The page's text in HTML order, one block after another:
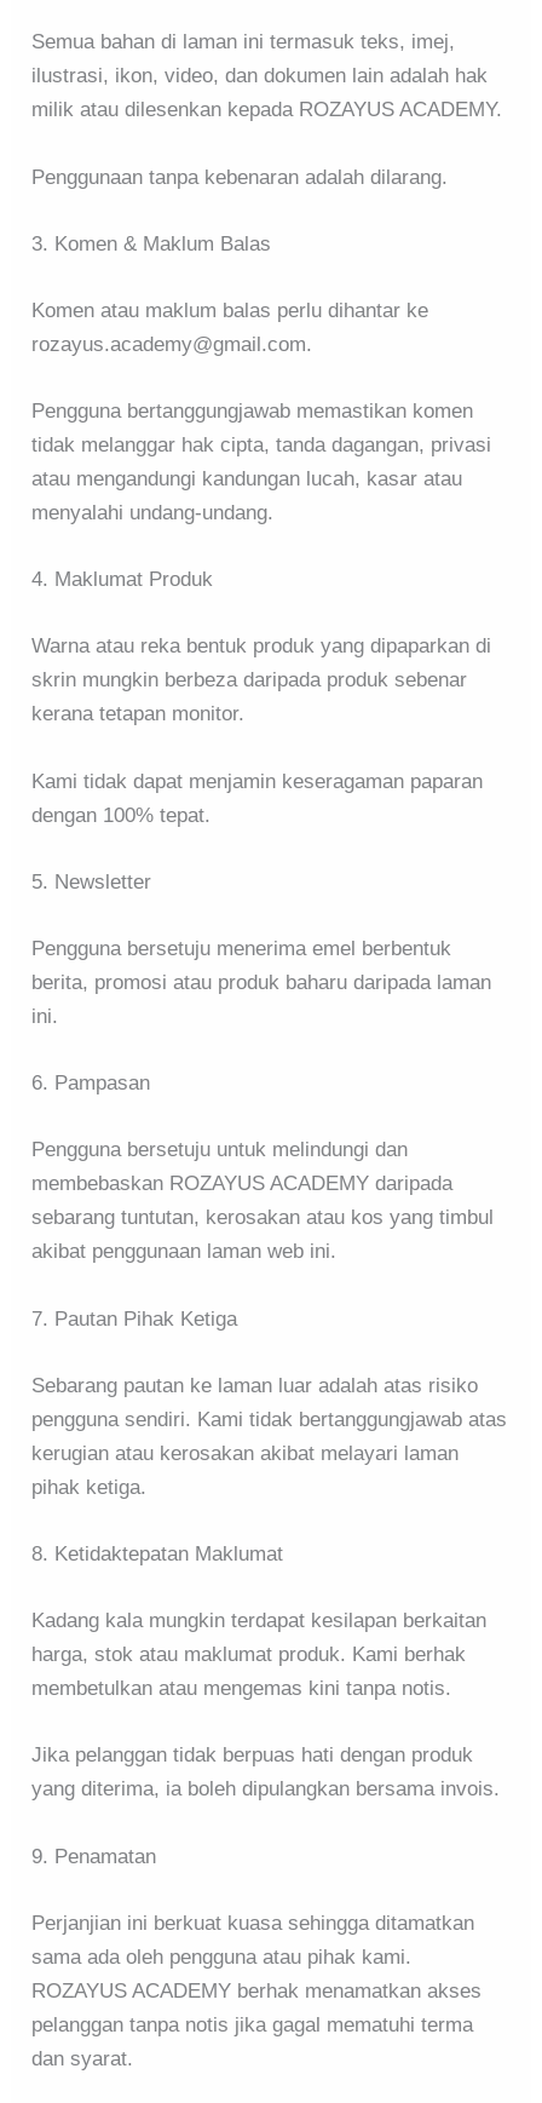
Semua bahan di laman ini termasuk teks, imej,
ilustrasi, ikon, video, dan dokumen lain adalah hak
milik atau dilesenkan kepada ROZAYUS ACADEMY.
Penggunaan tanpa kebenaran adalah dilarang.
3. Komen & Maklum Balas
Komen atau maklum balas perlu dihantar ke
rozayus.academy@gmail.com.
Pengguna bertanggungjawab memastikan komen
tidak melanggar hak cipta, tanda dagangan, privasi
atau mengandungi kandungan lucah, kasar atau
menyalahi undang-undang.
4. Maklumat Produk
Warna atau reka bentuk produk yang dipaparkan di
skrin mungkin berbeza daripada produk sebenar
kerana tetapan monitor.
Kami tidak dapat menjamin keseragaman paparan
dengan 100% tepat.
5. Newsletter
Pengguna bersetuju menerima emel berbentuk
berita, promosi atau produk baharu daripada laman
ini.
6. Pampasan
Pengguna bersetuju untuk melindungi dan
membebaskan ROZAYUS ACADEMY daripada
sebarang tuntutan, kerosakan atau kos yang timbul
akibat penggunaan laman web ini.
7. Pautan Pihak Ketiga
Sebarang pautan ke laman luar adalah atas risiko
pengguna sendiri. Kami tidak bertanggungjawab atas
kerugian atau kerosakan akibat melayari laman
pihak ketiga.
8. Ketidaktepatan Maklumat
Kadang kala mungkin terdapat kesilapan berkaitan
harga, stok atau maklumat produk. Kami berhak
membetulkan atau mengemas kini tanpa notis.
Jika pelanggan tidak berpuas hati dengan produk
yang diterima, ia boleh dipulangkan bersama invois.
9. Penamatan
Perjanjian ini berkuat kuasa sehingga ditamatkan
sama ada oleh pengguna atau pihak kami.
ROZAYUS ACADEMY berhak menamatkan akses
pelanggan tanpa notis jika gagal mematuhi terma
dan syarat.